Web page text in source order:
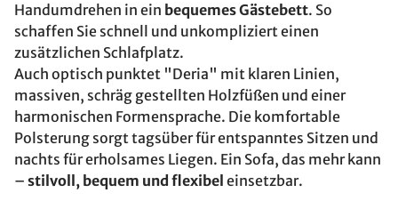
Handumdrehen in ein bequemes Gästebett. So
schaffen Sie schnell und unkompliziert einen
zusätzlichen Schlafplatz.
Auch optisch punktet "Deria" mit klaren Linien,
massiven, schräg gestellten Holzfüßen und einer
harmonischen Formensprache. Die komfortable
Polsterung sorgt tagsüber für entspanntes Sitzen und
nachts für erholsames Liegen. Ein Sofa, das mehr kann
– stilvoll, bequem und flexibel einsetzbar.